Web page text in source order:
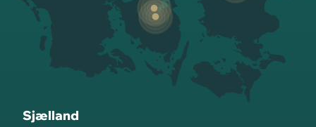
Sjælland